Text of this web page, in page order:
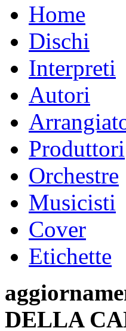
Home
Dischi
Interpreti
Autori
Produttori
Orchestre
Musicisti
Cover
Etichette
DELLA